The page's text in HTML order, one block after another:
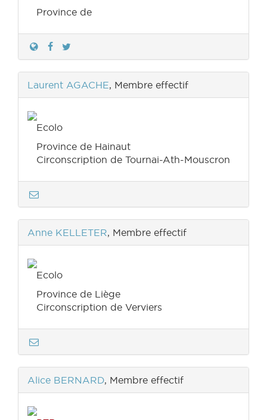
Province de
Laurent AGACHE, Membre effectif
Ecolo
Province de Hainaut
Circonscription de Tournai-Ath-Mouscron
Anne KELLETER, Membre effectif
Ecolo
Province de Liège
Circonscription de Verviers
Alice BERNARD, Membre effectif